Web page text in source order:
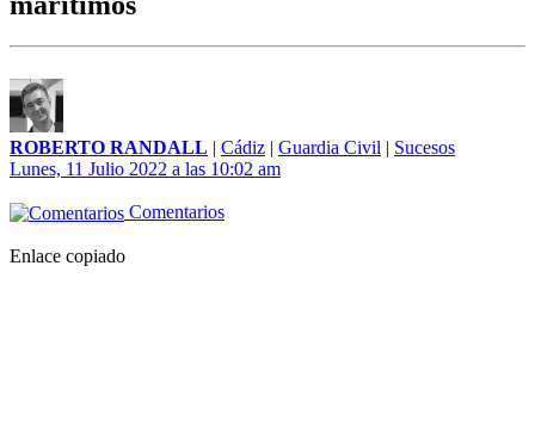
ROBERTO RANDALL | Cádiz | Guardia Civil | Sucesos
Lunes, 11 Julio 2022 a las 10:02 am
Comentarios
Enlace copiado